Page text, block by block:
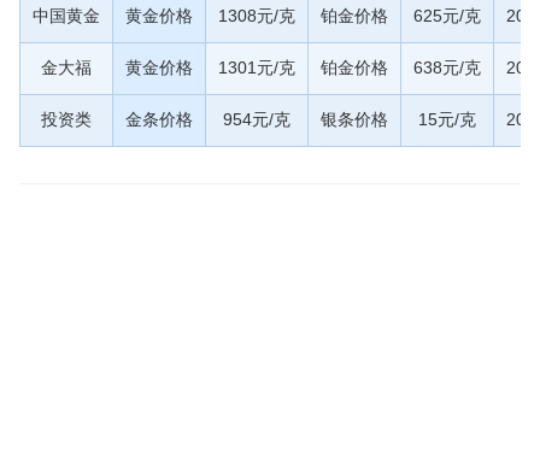
中国黄金 黄金价格 1308元/克 铂金价格 625元/克
金大福 黄金价格 1301元/克 铂金价格 638元/克
投资类 金条价格 954元/克 银条价格 15元/克